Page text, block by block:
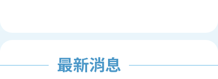
最新消息